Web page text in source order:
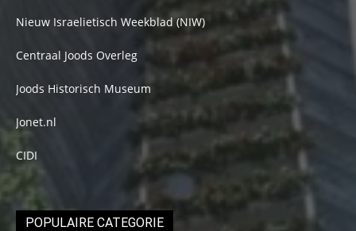
Nieuw Israelietisch Weekblad (NIW)
Centraal Joods Overleg
Joods Historisch Museum
Jonet.nl
CIDI
POPULAIRE CATEGORIE